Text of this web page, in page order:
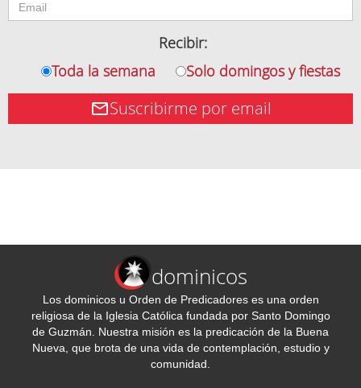
Recibir:
Toda la semana
Solo domingos y fiestas
Suscribirme por email
dominicos
Los dominicos u Orden de Predicadores es una orden
religiosa de la Iglesia Católica fundada por Santo Domingo
de Guzmán. Nuestra misión es la predicación de la Buena
Nueva, que brota de una vida de contemplación, estudio y
comunidad.